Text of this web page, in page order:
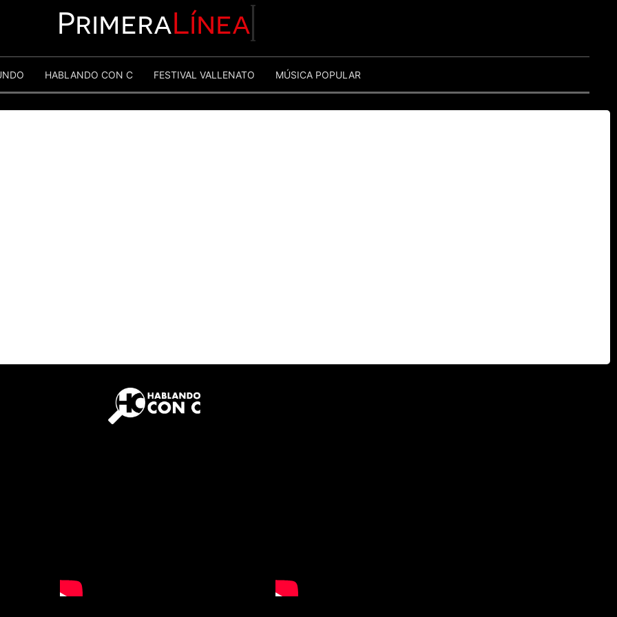
PrimeraLínea
HABLANDO CON C FESTIVAL VALLENATO MÚSICA POPULAR